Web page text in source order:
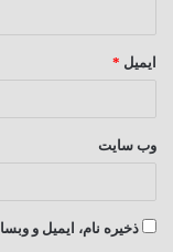
ایمیل *
وب‌ سایت
ذخیره نام، ایمیل و